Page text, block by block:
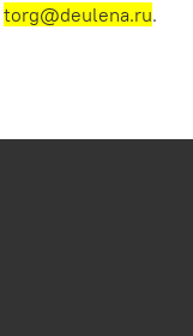
torg@deulena.ru.